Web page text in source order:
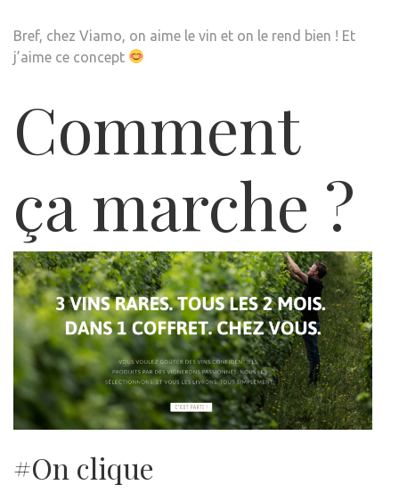
Bref, chez Viamo, on aime le vin et on le rend bien ! Et
j’aime ce concept
Comment
ça marche ?
#On clique